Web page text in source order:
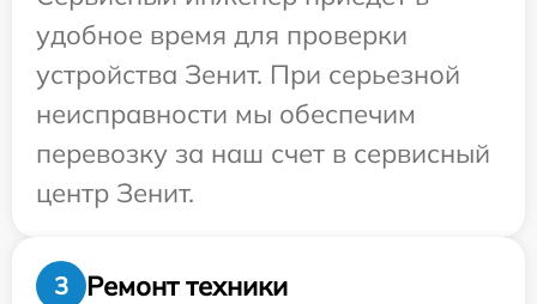
удобное время для проверки
устройства Зенит. При серьезной
неисправности мы обеспечим
перевозку за наш счет в сервисный
центр Зенит.
3
Ремонт техники